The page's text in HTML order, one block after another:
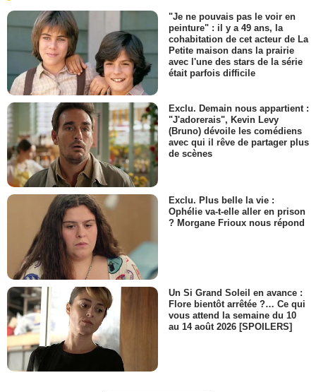
"Je ne pouvais pas le voir en
peinture" : il y a 49 ans, la
cohabitation de cet acteur de La
Petite maison dans la prairie
avec l'une des stars de la série
était parfois difficile
Exclu. Demain nous appartient :
"J'adorerais", Kevin Levy
(Bruno) dévoile les comédiens
avec qui il rêve de partager plus
de scènes
Exclu. Plus belle la vie :
Ophélie va-t-elle aller en prison
? Morgane Frioux nous répond
Un Si Grand Soleil en avance :
Flore bientôt arrêtée ?… Ce qui
vous attend la semaine du 10
au 14 août 2026 [SPOILERS]